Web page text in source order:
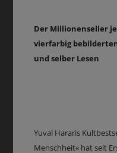
Der Millionenseller
vierfarbig
und selber Lesen
Yuval Hararis
Menschheit« hat seit